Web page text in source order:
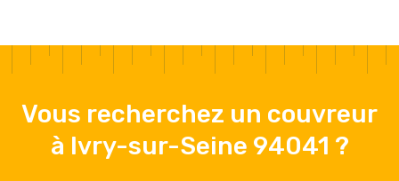
Vous recherchez un couvreur
à Ivry-sur-Seine 94041 ?